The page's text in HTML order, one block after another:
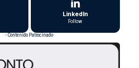
LinkedIn
Follow
- Contenido Patrocinado-